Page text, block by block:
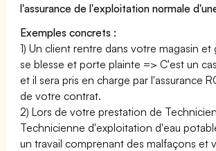
l'assurance de l'exploitation normale
Exemples concrets :
1) Un client rentre dans votre magasin et
se blesse et porte plainte => C'est un
et il sera pris en charge par l'assurance
de votre contrat.
2) Lors de votre prestation de
Technicienne d'exploitation d'eau
un travail comprenant des malfaçons et